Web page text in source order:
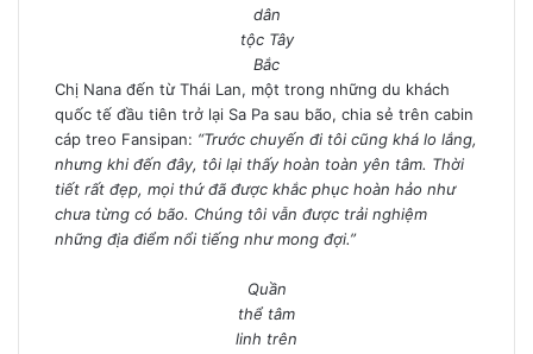
dân
tộc Tây
Bắc
Chị Nana đến từ Thái Lan, một trong những du khách
quốc tế đầu tiên trở lại Sa Pa sau bão, chia sẻ trên cabin
cáp treo Fansipan: “Trước chuyến đi tôi cũng khá lo lắng,
nhưng khi đến đây, tôi lại thấy hoàn toàn yên tâm. Thời
tiết rất đẹp, mọi thứ đã được khắc phục hoàn hảo như
chưa từng có bão. Chúng tôi vẫn được trải nghiệm
những địa điểm nổi tiếng như mong đợi.”
Quần
thể tâm
linh trên